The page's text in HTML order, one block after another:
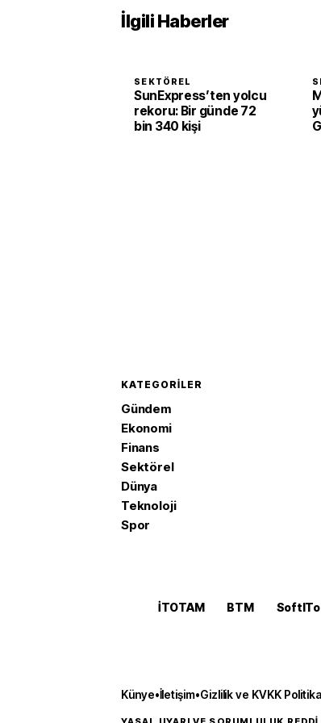
İlgili Haberler
SEKTÖREL
SunExpress’ten yolcu
rekoru: Bir günde 72
bin 340 kişi
KATEGORILER
Gündem
Ekonomi
Finans
Sektörel
Dünya
Teknoloji
Spor
İTOTAM BTM SoftITo
Künye•İletişim•Gizlilik ve KVKK